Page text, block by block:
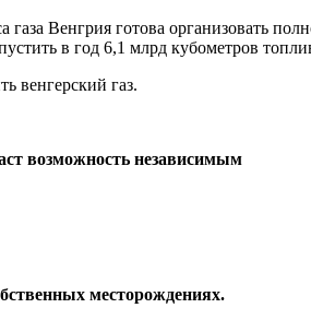
газа Венгрия готова организовать
в год 6,1 млрд кубометров
венгерский газ.
возможность независимым
месторождениях.